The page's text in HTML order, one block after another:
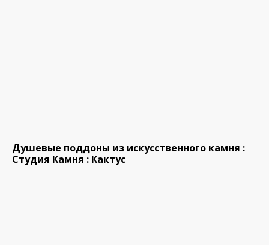
Душевые поддоны из искусственного камня :
Студия Камня : Кактус